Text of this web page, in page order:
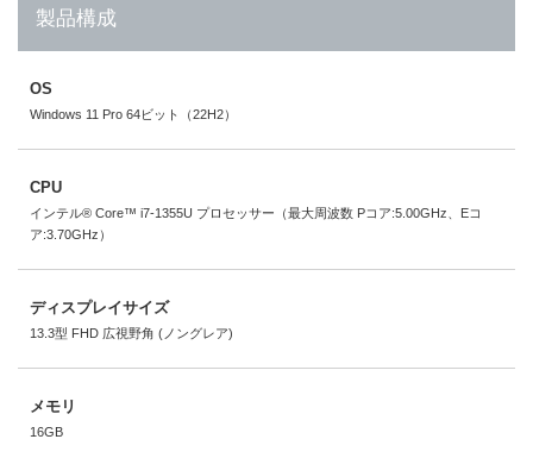
製品構成
OS
Windows 11 Pro 64ビット（22H2）
CPU
インテル® Core™ i7-1355U プロセッサー（最大周波数 Pコア:5.00GHz、Eコ
ア:3.70GHz）
ディスプレイサイズ
13.3型 FHD 広視野角 (ノングレア)
メモリ
16GB